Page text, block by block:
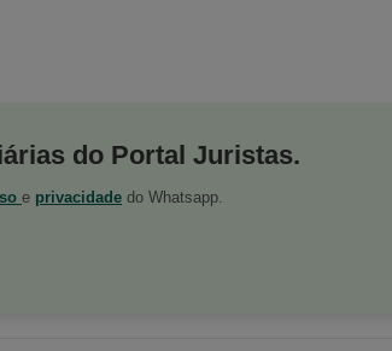
do Portal Juristas.
e privacidade do Whatsapp.